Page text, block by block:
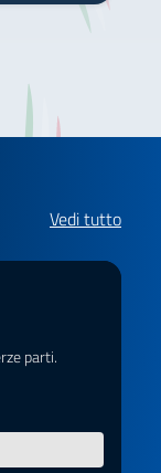
Vedi tutto
parti.